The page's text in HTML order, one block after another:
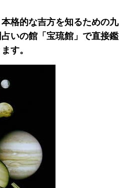
格的な吉方を知るための九
いの館「宝琉館」で直接鑑
す。